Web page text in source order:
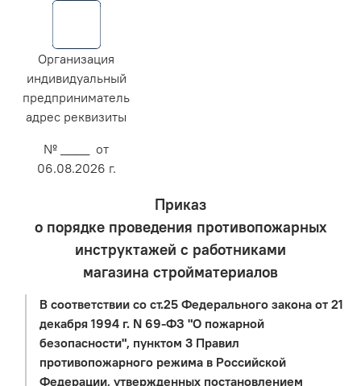
Организация
индивидуальный
предприниматель
адрес реквизиты
№ ____ от
06.08.2026 г.
Приказ
о порядке проведения противопожарных
инструктажей с работниками
магазина стройматериалов
В соответствии со ст.25 Федерального закона от 21
декабря 1994 г. N 69-ФЗ "О пожарной
безопасности", пунктом 3 Правил
противопожарного режима в Российской
Федерации, утвержденных постановлением